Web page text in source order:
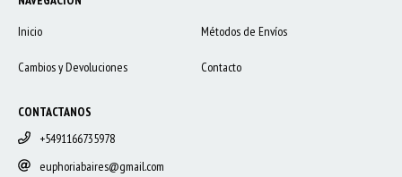
Inicio
Métodos de Envíos
Cambios y Devoluciones Contacto
CONTACTANOS
+5491166735978
euphoriabaires@gmail.com